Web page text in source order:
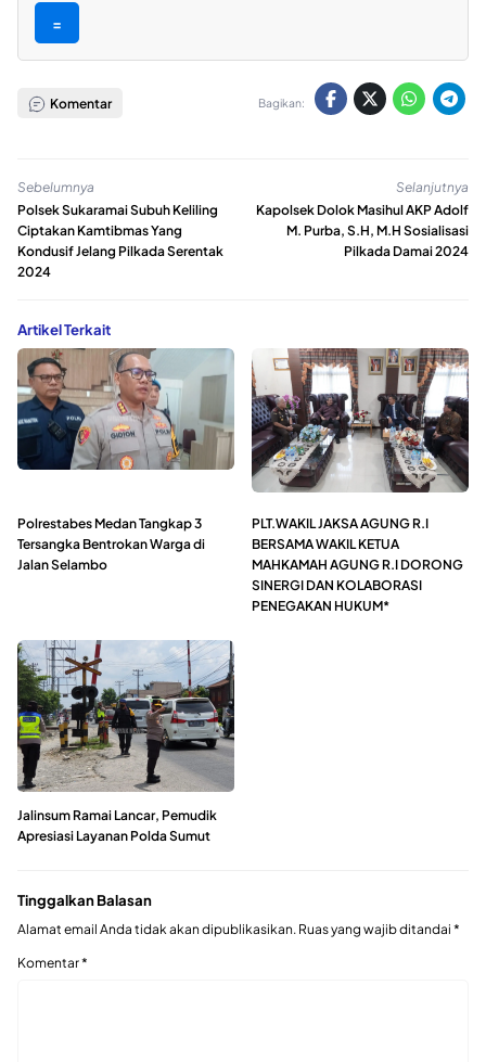
=
Komentar Bagikan:
Sebelumnya
Polsek Sukaramai Subuh Keliling
Ciptakan Kamtibmas Yang
Kondusif Jelang Pilkada Serentak
2024
Selanjutnya
Kapolsek Dolok Masihul AKP Adolf
M. Purba, S.H, M.H Sosialisasi
Pilkada Damai 2024
Artikel Terkait
Polrestabes Medan Tangkap 3
Tersangka Bentrokan Warga di
Jalan Selambo
PLT.WAKIL JAKSA AGUNG R.I
BERSAMA WAKIL KETUA
MAHKAMAH AGUNG R.I DORONG
SINERGI DAN KOLABORASI
PENEGAKAN HUKUM*
Jalinsum Ramai Lancar, Pemudik
Apresiasi Layanan Polda Sumut
Tinggalkan Balasan
Alamat email Anda tidak akan dipublikasikan. Ruas yang wajib ditandai *
Komentar*